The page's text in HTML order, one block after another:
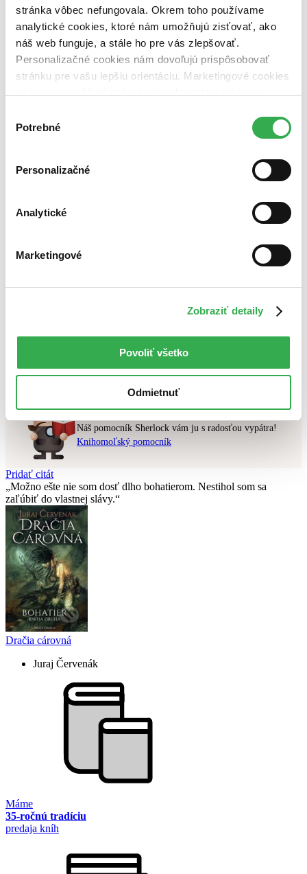
stránka vôbec nefungovala. Okrem toho používame
analytické cookies, ktoré nám umožňujú zisťovať, ako
náš web funguje, a stále ho pre vás zlepšovať.
Personalizačné cookies nám dovoľujú prispôsobovať
stránku pre vašu lepšiu orientáciu. Marketingové cookies
nám pomohlo, keby sme mohli používať všetky tieto
súhlasu
Potrebné
Personalizačné
Analytické
Marketingové
Zobraziť detaily
Povoliť všetko
Odmietnuť
Nové / čítané
nová (0 titulov) nová
čítaná (0 titulov)
čítaná - výborný stav (0 titulov)čítaná - výborný stav
čítaná - mierne opotrebovaná (0 titulov)čítaná - mierne
opotrebovaná
Zúžiť výber
Bestsellery
Najdrahšie
vyhovujúci zadaným podmienkam.
Skúste prosím zmeniť vyhľadávaný výraz.
Chcete poradiť knihu?
Náš pomocník Sherlock vám ju s radosťou vypátra!
Knihomoľský pomocník
Pridať citát
Možno ešte nie som dosť dlho bohatierom. Nestihol som sa
zaľúbiť do vlastnej slávy.
Dračia cárovná
Juraj Červenák
Máme
35-ročnú tradíciu
predaja kníh